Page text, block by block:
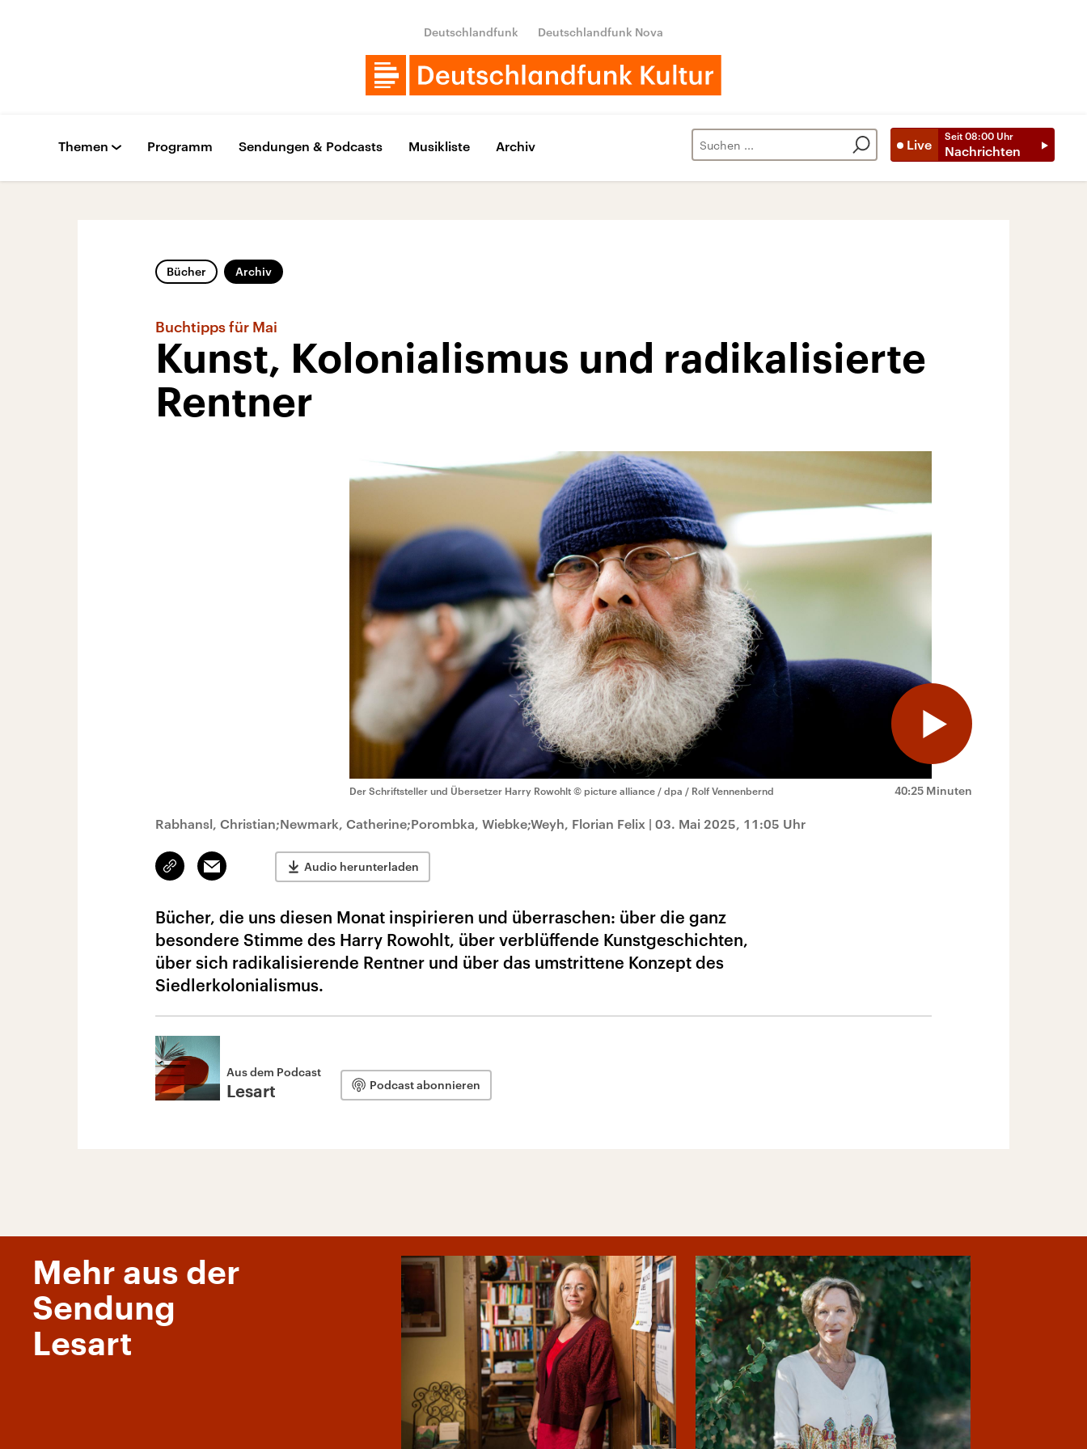
Deutschlandfunk Deutschlandfunk Nova
Live
Seit 08:00 Uhr
Nachrichten
Themen Programm Sendungen & Podcasts Musikliste Archiv
Bücher Archiv
Buchtipps für Mai
Kunst, Kolonialismus und radikalisierte
Rentner
40:25 Minuten
Der Schriftsteller und Übersetzer Harry Rowohlt © picture alliance / dpa / Rolf Vennenbernd
Rabhansl, Christian;Newmark, Catherine;Porombka, Wiebke;Weyh, Florian Felix | 03. Mai 2025, 11:05 Uhr
Link
kopieren/teilen
Email Audio herunterladen
Bücher, die uns diesen Monat inspirieren und überraschen: über die ganz
besondere Stimme des Harry Rowohlt, über verblüffende Kunstgeschichten,
über sich radikalisierende Rentner und über das umstrittene Konzept des
Siedlerkolonialismus.
Aus dem Podcast
Lesart Podcast abonnieren
Mehr aus der
Sendung
Lesart